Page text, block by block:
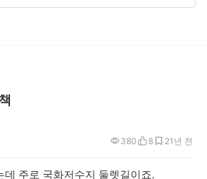
1년 전
380 8 2
데 주로 국화저수지 둘렛길이죠.